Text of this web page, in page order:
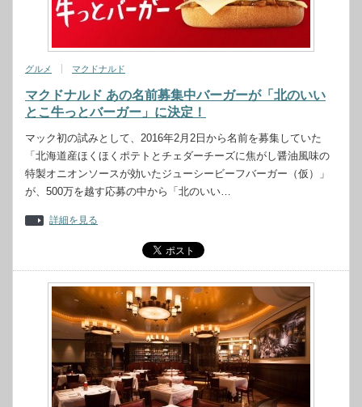
グルメ マクドナルド
マクドナルド あの名前募集中バーガーが「北のいい
とこ牛っとバーガー」に決定！
マック初の試みとして、2016年2月2日から名前を募集していた
「北海道産ほくほくポテトとチェダーチーズに焦がし醤油風味の
特製オニオンソースが効いたジューシービーフバーガー（仮）」
が、500万を越す応募の中から「北のいい…
詳細を見る